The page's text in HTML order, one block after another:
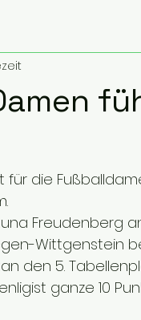
für die
Freudenberg
Wittgenstein
den 5.
ganze 10